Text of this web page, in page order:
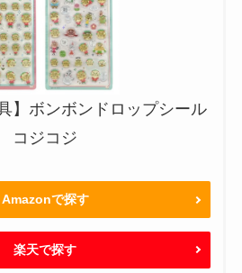
】ボンボンドロップシール
コジコジ
Amazonで探す
楽天で探す